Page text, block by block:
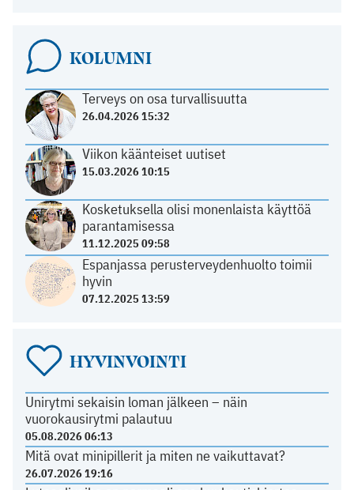
KOLUMNI
Terveys on osa turvallisuutta
26.04.2026 15:32
Viikon käänteiset uutiset
15.03.2026 10:15
Kosketuksella olisi monenlaista käyttöä
parantamisessa
11.12.2025 09:58
Espanjassa perusterveydenhuolto toimii
hyvin
07.12.2025 13:59
HYVINVOINTI
Unirytmi sekaisin loman jälkeen – näin
vuorokausirytmi palautuu
05.08.2026 06:13
Mitä ovat minipillerit ja miten ne vaikuttavat?
26.07.2026 19:16